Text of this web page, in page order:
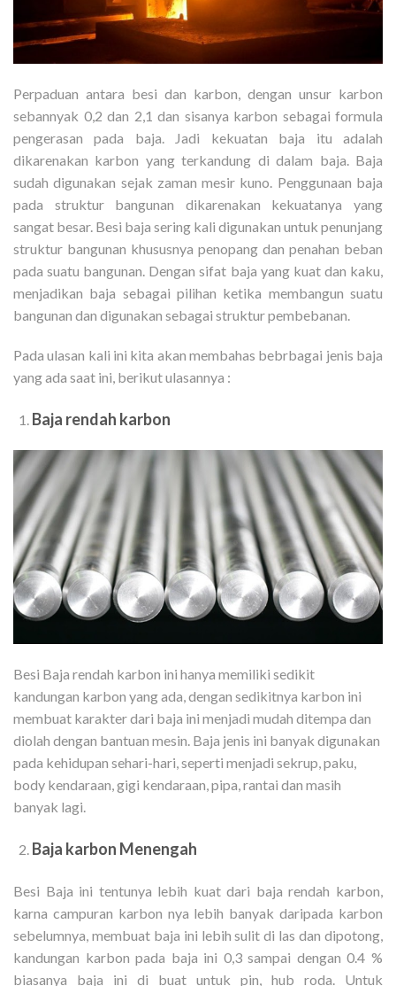
Perpaduan antara besi dan karbon, dengan unsur karbon
sebannyak 0,2 dan 2,1 dan sisanya karbon sebagai formula
pengerasan pada baja. Jadi kekuatan baja itu adalah
dikarenakan karbon yang terkandung di dalam baja. Baja
sudah digunakan sejak zaman mesir kuno. Penggunaan baja
pada struktur bangunan dikarenakan kekuatanya yang
sangat besar. Besi baja sering kali digunakan untuk penunjang
struktur bangunan khususnya penopang dan penahan beban
pada suatu bangunan. Dengan sifat baja yang kuat dan kaku,
menjadikan baja sebagai pilihan ketika membangun suatu
bangunan dan digunakan sebagai struktur pembebanan.
Pada ulasan kali ini kita akan membahas bebrbagai jenis baja
yang ada saat ini, berikut ulasannya :
Baja rendah karbon
Besi Baja rendah karbon ini hanya memiliki sedikit
kandungan karbon yang ada, dengan sedikitnya karbon ini
membuat karakter dari baja ini menjadi mudah ditempa dan
diolah dengan bantuan mesin. Baja jenis ini banyak digunakan
pada kehidupan sehari-hari, seperti menjadi sekrup, paku,
body kendaraan, gigi kendaraan, pipa, rantai dan masih
banyak lagi.
Baja karbon Menengah
Besi Baja ini tentunya lebih kuat dari baja rendah karbon,
karna campuran karbon nya lebih banyak daripada karbon
sebelumnya, membuat baja ini lebih sulit di las dan dipotong,
kandungan karbon pada baja ini 0,3 sampai dengan 0.4 %
biasanya baja ini di buat untuk pin, hub roda. Untuk